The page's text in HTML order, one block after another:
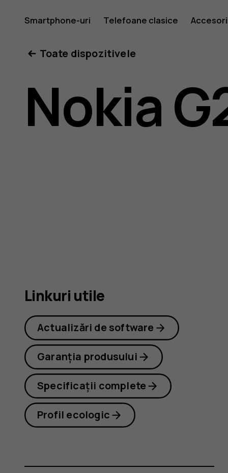
Ghid
de
utilizare
Smartphone-uri Telefoane clasice
Toate dispozitivele
Nokia
Linkuri utile
Actualizări de software
Garanția produsului
Specificații complete
Profil ecologic